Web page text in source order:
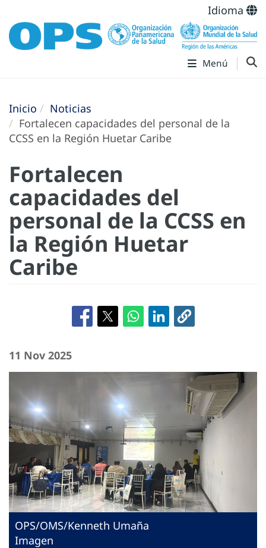
Idioma
Menú
Inicio
Noticias
Fortalecen capacidades del personal de la
CCSS en la Región Huetar Caribe
Fortalecen
capacidades del
personal de la CCSS en
la Región Huetar
Caribe
11 Nov 2025
OPS/OMS/Kenneth Umaña
Imagen